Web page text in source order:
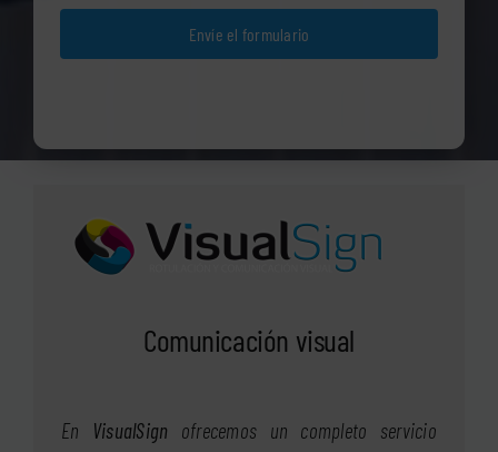
Envíe el formulario
Comunicación visual
En VisualSign ofrecemos un completo servicio